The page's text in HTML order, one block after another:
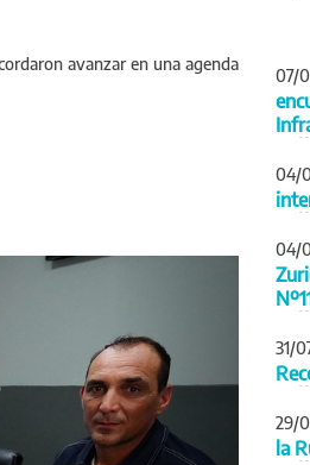
avanzar en una agenda
Siguiente
07/
04/
04/
31/
29/
la